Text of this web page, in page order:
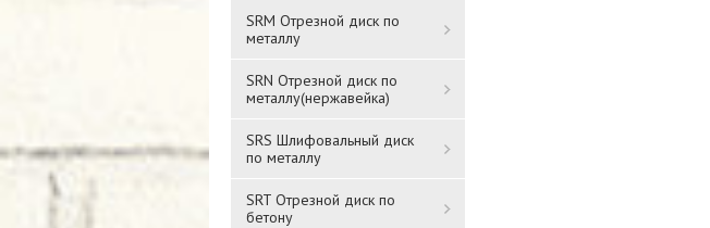
SRM Отрезной диск по
металлу
SRN Отрезной диск по
металлу(нержавейка)
SRS Шлифовальный диск
по металлу
SRT Отрезной диск по
бетону